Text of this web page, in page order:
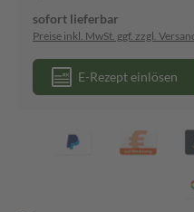
sofort lieferbar
Preise inkl. MwSt. ggf. zzgl.
E-Rezept einlösen